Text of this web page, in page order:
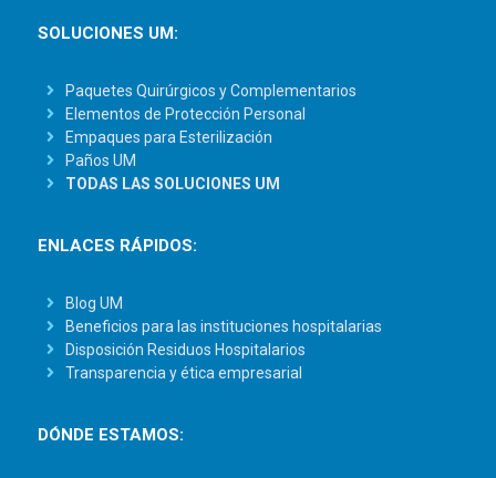
SOLUCIONES UM:
Paquetes Quirúrgicos y Complementarios
Elementos de Protección Personal
Empaques para Esterilización
Paños UM
TODAS LAS SOLUCIONES UM
ENLACES RÁPIDOS:
Blog UM
Beneficios para las instituciones hospitalarias
Disposición Residuos Hospitalarios
Transparencia y ética empresarial
DÓNDE ESTAMOS: